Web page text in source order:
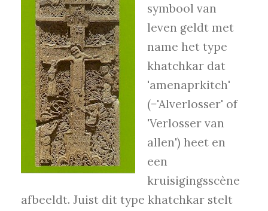
symbool van
leven geldt met
name het type
khatchkar dat
'amenaprkitch'
(='Alverlosser' of
'Verlosser van
allen') heet en
een
kruisigingsscène
afbeeldt. Juist dit type khatchkar stelt